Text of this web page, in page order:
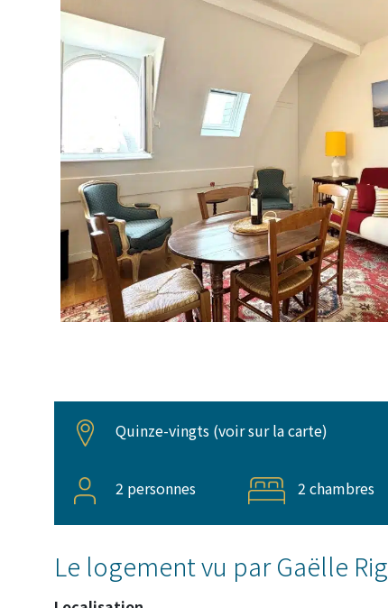
Quinze-vingts (voir sur la carte)
2 personnes 2 chambres
Le logement vu par Gaëlle